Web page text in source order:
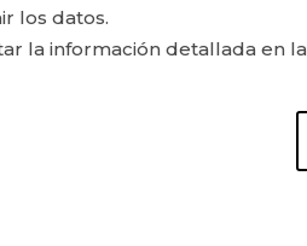
los datos.
la información detallada en la